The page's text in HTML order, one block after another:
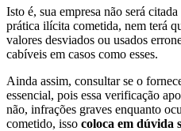
Isto é, sua empresa não será
prática ilícita cometida, nem terá
valores desviados ou usados
cabíveis em casos como esses.
Ainda assim, consultar se o
essencial, pois essa verificação
não, infrações graves enquanto
cometido, isso coloca em dúvida